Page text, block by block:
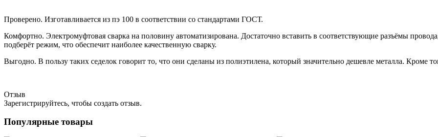
Проверено. Изготавливается из пэ 100 в соответствии со стандартами ГОСТ.
Комфортно. Электромуфтовая сварка на половину автоматизирована. Достаточно вставить в соответствующие разъёмы
подберёт режим, что обеспечит наиболее качественную сварку.
Выгодно. В пользу таких седелок говорит то, что они сделаны из полиэтилена, который значительно дешевле металла. Кроме
Отзыв
Зарегистрируйтесь, чтобы создать отзыв.
Популярные товары